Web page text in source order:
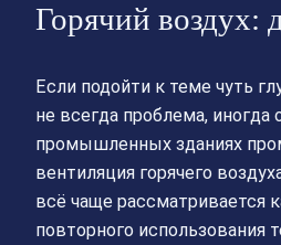
Горячий воздух:
Если подойти к теме чуть
не всегда проблема, иногда
промышленных зданиях
вентиляция горячего
всё чаще рассматривается
повторного использования